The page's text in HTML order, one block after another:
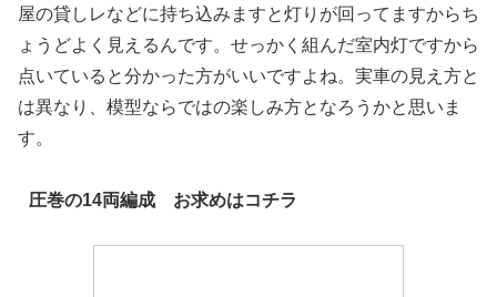
屋の貸しレなどに持ち込みますと灯りが回ってますからち
ょうどよく見えるんです。せっかく組んだ室内灯ですから
点いていると分かった方がいいですよね。実車の見え方と
は異なり、模型ならではの楽しみ方となろうかと思いま
す。
圧巻の14両編成 お求めはコチラ